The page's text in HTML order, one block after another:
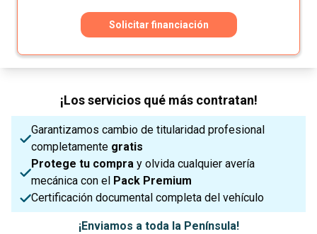
Solicitar financiación
¡Los servicios qué más contratan!
Garantizamos cambio de titularidad profesional
completamente gratis
Protege tu compra y olvida cualquier avería
mecánica con el Pack Premium
Certificación documental completa del vehículo
¡Enviamos a toda la Península!